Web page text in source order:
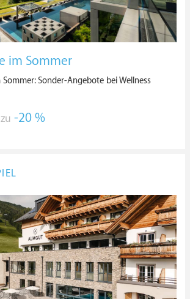
im Sommer
Sonder-Angebote bei Wellness
-20 %